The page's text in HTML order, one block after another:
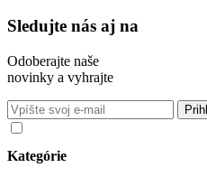
Sledujte nás aj na
Odoberajte naše
novinky a vyhrajte
Kategórie